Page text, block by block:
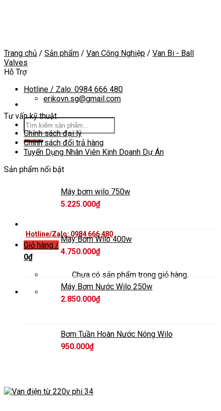
Tìm
kiếm:
Hotline/Zalo: 0984 666 480
Giỏ hàng /
0₫
Chưa có sản phẩm trong giỏ hàng.
Trang chủ / Sản phẩm / Van Công Nghiệp / Van Bi - Ball
Valves
Hỗ Trợ
Hotline / Zalo: 0984 666 480
erikovn.sg@gmail.com
Tư vấn kỹ thuật
Chính sách đại lý
Chính sách đổi trả hàng
Tuyển Dụng Nhân Viên Kinh Doanh Dự Án
Sản phẩm nổi bật
Máy bơm wilo 750w
5.225.000₫
Máy Bơm Wilo 400w
4.750.000₫
Máy Bơm Nước Wilo 250w
2.850.000₫
Bơm Tuần Hoàn Nước Nóng Wilo
950.000₫